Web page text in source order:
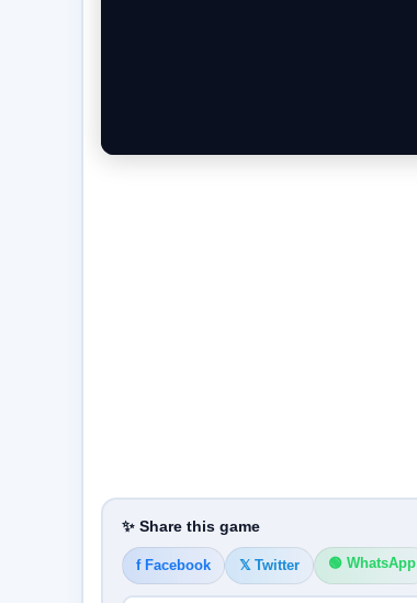
✨ Share this game
f Facebook 𝕏 Twitter 🟢 WhatsApp